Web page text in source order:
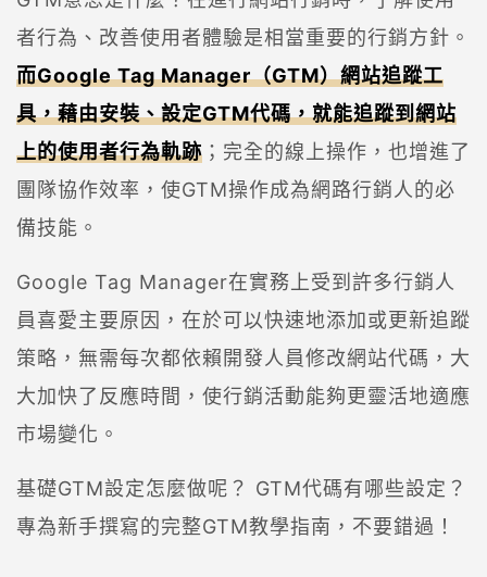
者行為、改善使用者體驗是相當重要的行銷方針。
而Google Tag Manager（GTM）網站追蹤工
具，藉由安裝、設定GTM代碼，就能追蹤到網站
上的使用者行為軌跡 ；完全的線上操作，也增進了
團隊協作效率，使GTM操作成為網路行銷人的必
備技能。
Google Tag Manager在實務上受到許多行銷人
員喜愛主要原因，在於可以快速地添加或更新追蹤
策略，無需每次都依賴開發人員修改網站代碼，大
大加快了反應時間，使行銷活動能夠更靈活地適應
市場變化。
基礎GTM設定怎麼做呢？ GTM代碼有哪些設定？
專為新手撰寫的完整GTM教學指南，不要錯過！